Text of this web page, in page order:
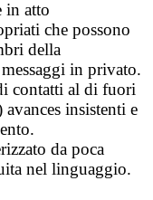
in atto
che possono
della
in privato.
contatti al di fuori
insistenti e
da poca
nel linguaggio.